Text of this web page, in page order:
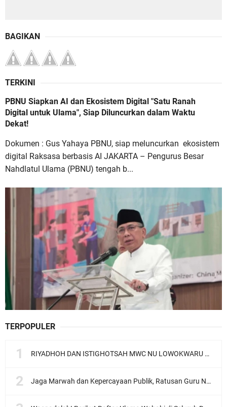
BAGIKAN
TERKINI
PBNU Siapkan AI dan Ekosistem Digital "Satu Ranah
Digital untuk Ulama", Siap Diluncurkan dalam Waktu
Dekat!
Dokumen : Gus Yahaya PBNU, siap meluncurkan ekosistem
digital Raksasa berbasis AI JAKARTA – Pengurus Besar
Nahdlatul Ulama (PBNU) tengah b...
TERPOPULER
RIYADHOH DAN ISTIGHOTSAH MWC NU LOWOKWARU Menyambut Muktamar NU ke-35, Meneguhkan Sanad Laku Para Muassis
Jaga Marwah dan Kepercayaan Publik, Ratusan Guru Ngaji Kota Malang Serukan Deklarasi Ramah Anak